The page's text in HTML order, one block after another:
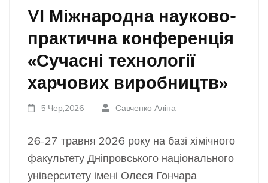
VІ Міжнародна науково-
практична конференція
«Сучасні технології
харчових виробництв»
5 Чер,2026 Савченко Аліна
26-27 травня 2026 року на базі хімічного
факультету Дніпровського національного
університету імені Олеся Гончара